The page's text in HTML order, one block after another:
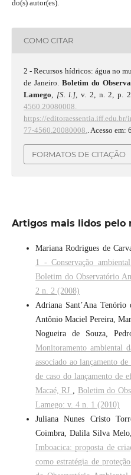
do(s) autor(es).
COMO CITAR
2 - Recursos hídricos: água no
de Janeiro. Boletim do
Lamego
[S. l.] , v. 2, n. 2, p.
4560.20080008.
https://
77-4560.20080008.
. Acesso em:
FORMATOS DE CITAÇÃO
Artigos mais lidos pelo
Mariana Rodrigues de
1 - Conservação
Boletim do Observatório
2 n. 2 (2008)
Adriana Sant’Ana Tenório
Antônio Maciel Pereira,
Nogueira de Souza,
Monitoramento ambiental
associado ao lançamento
de caso do lançamento de
Macaé, RJ , Boletim do
Lamego: v. 4 n. 1 (2010)
Juliana Nunes Cristo
Coimbra, Dalila Silva
Imboacica: proposta de
como estratégia de